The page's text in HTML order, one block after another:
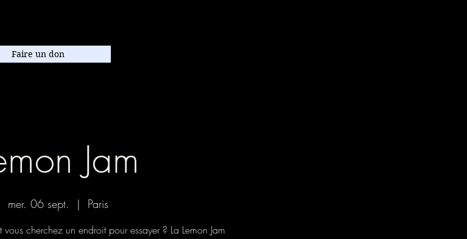
Faire un don
Jam
mer. 06 sept.
  |
Paris
cherchez un endroit pour essayer ? La Lemon Jam